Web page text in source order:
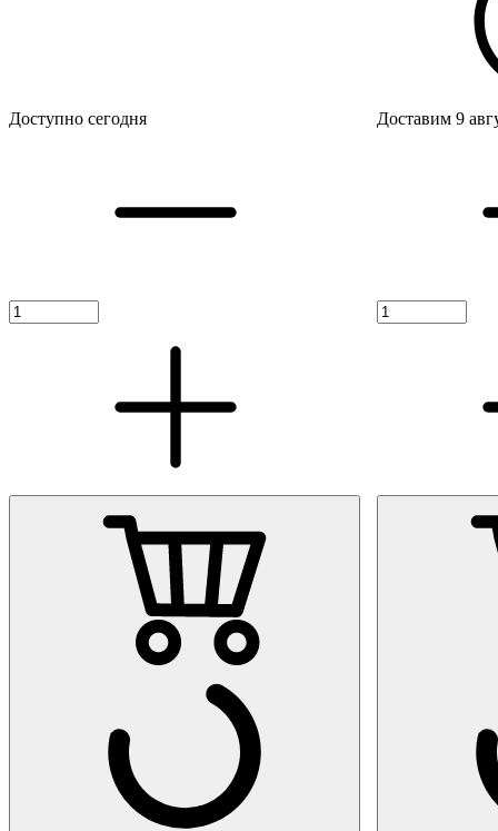
Доступно сегодня Доставим 9